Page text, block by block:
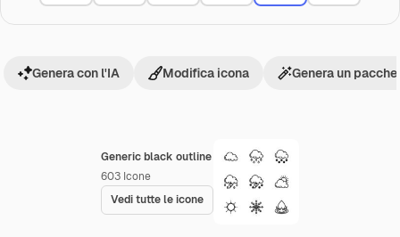
Generic black outline
603 Icone
Vedi tutte le icone
Genera con l'IA Modifica icona Genera un